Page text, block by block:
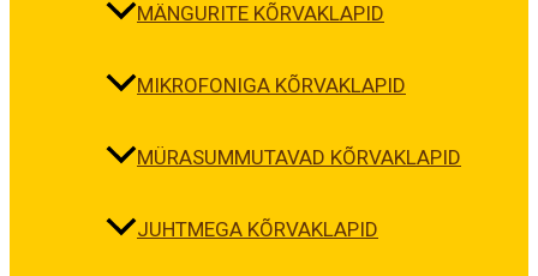
MÄNGURITE KÕRVAKLAPID
MIKROFONIGA KÕRVAKLAPID
MÜRASUMMUTAVAD KÕRVAKLAPID
JUHTMEGA KÕRVAKLAPID